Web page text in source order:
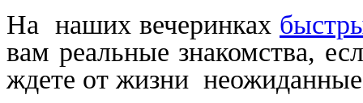
На наших вечеринках
вам реальные знакомства,
ждете от жизни